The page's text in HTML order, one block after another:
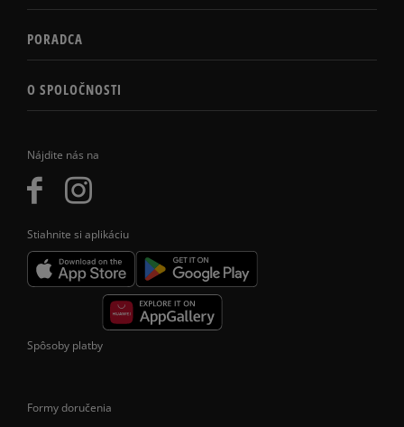
Nájdite nás na
Stiahnite si aplikáciu
PORADCA
O SPOLOČNOSTI
Spôsoby platby
Formy doručenia